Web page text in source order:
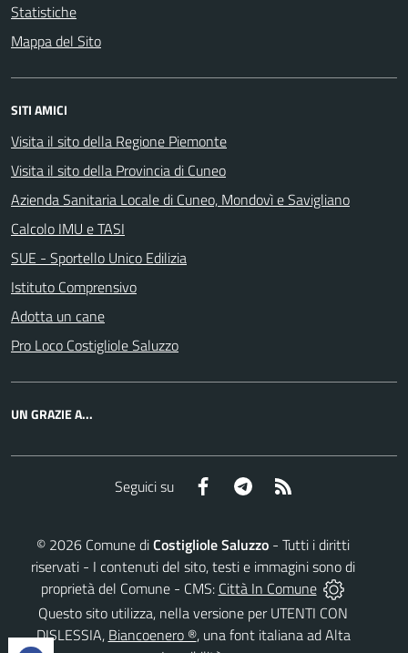
Statistiche
Mappa del Sito
SITI AMICI
Visita il sito della Regione Piemonte
Visita il sito della Provincia di Cuneo
Azienda Sanitaria Locale di Cuneo, Mondovì e Savigliano
Calcolo IMU e TASI
SUE - Sportello Unico Edilizia
Istituto Comprensivo
Adotta un cane
Pro Loco Costigliole Saluzzo
UN GRAZIE A...
Seguici su Facebook Telegram
© 2026 Comune diCostigliole Saluzzo - Tutti i diritti
riservati - I contenuti del sito, testi e immagini sono di
proprietà del Comune - CMS: Città In Comune
Questo sito utilizza, nella versione per UTENTI CON
DISLESSIA, Biancoenero ®, una font italiana ad Alta